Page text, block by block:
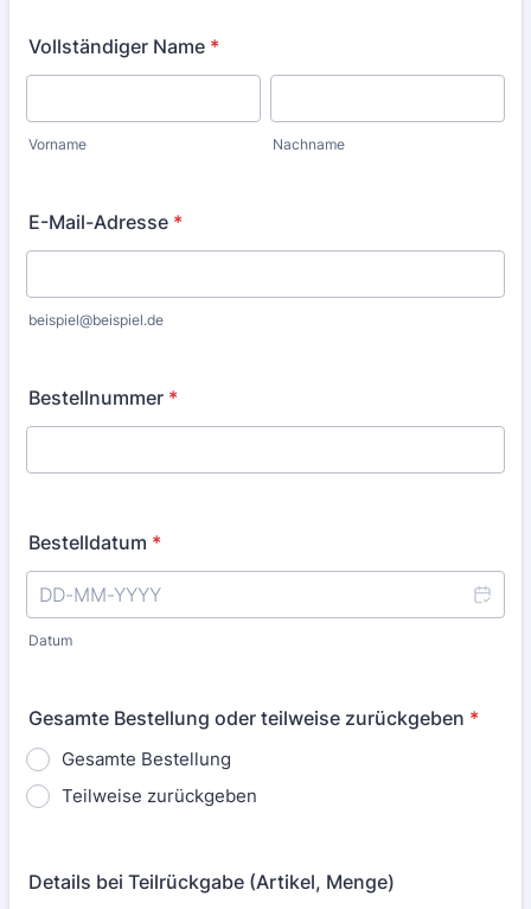
Vollständiger Name *
Vorname Nachname
E-Mail-Adresse *
beispiel@beispiel.de
Bestellnummer *
Bestelldatum *
Datum
Gesamte Bestellung oder teilweise zurückgeben *
Gesamte Bestellung
Teilweise zurückgeben
Details bei Teilrückgabe (Artikel, Menge)